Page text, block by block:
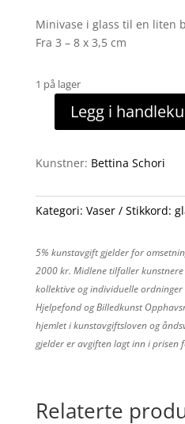
Minivase i glass til en liten
Fra 3 – 8 x 3,5 cm
1 på lager
Dråpevase
antall
Legg i
Kunstner: Bettina Schori
Kategori: Vaser Stikkord:
5% kunstavgift gjelder for
2000 kr. Midlene tilfaller
kollektive og individuelle ordninger
Hjelpefond og Billedkunst
hjemlet i kunstavgiftsloven og
gjelder er avgiften lagt inn i prisen
Relaterte